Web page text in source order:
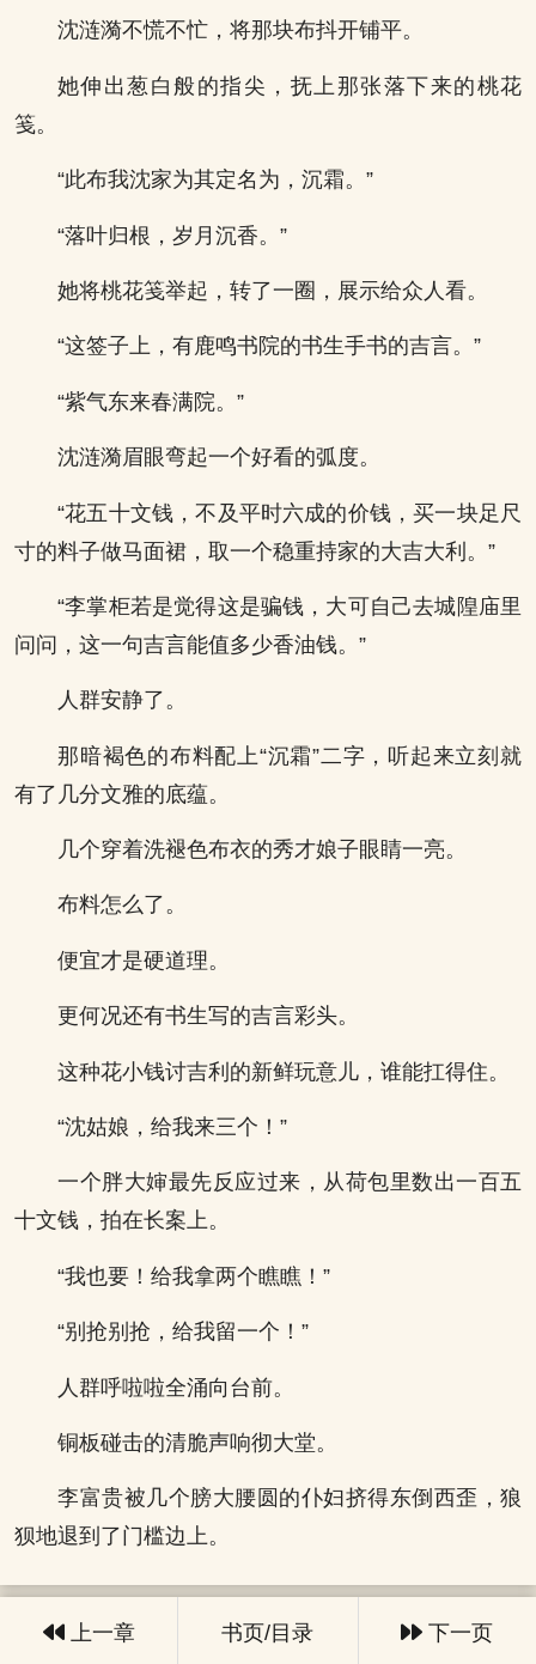
沈涟漪不慌不忙，将那块布抖开铺平。
她伸出葱白般的指尖，抚上那张落下来的桃花
笺。
“此布我沈家为其定名为，沉霜。”
“落叶归根，岁月沉香。”
她将桃花笺举起，转了一圈，展示给众人看。
“这签子上，有鹿鸣书院的书生手书的吉言。”
“紫气东来春满院。”
沈涟漪眉眼弯起一个好看的弧度。
“花五十文钱，不及平时六成的价钱，买一块足尺
寸的料子做马面裙，取一个稳重持家的大吉大利。”
“李掌柜若是觉得这是骗钱，大可自己去城隍庙里
问问，这一句吉言能值多少香油钱。”
人群安静了。
那暗褐色的布料配上“沉霜”二字，听起来立刻就
有了几分文雅的底蕴。
几个穿着洗褪色布衣的秀才娘子眼睛一亮。
布料怎么了。
便宜才是硬道理。
更何况还有书生写的吉言彩头。
这种花小钱讨吉利的新鲜玩意儿，谁能扛得住。
“沈姑娘，给我来三个！”
一个胖大婶最先反应过来，从荷包里数出一百五
十文钱，拍在长案上。
“我也要！给我拿两个瞧瞧！”
“别抢别抢，给我留一个！”
人群呼啦啦全涌向台前。
铜板碰击的清脆声响彻大堂。
李富贵被几个膀大腰圆的仆妇挤得东倒西歪，狼
狈地退到了门槛边上。
上一章 书页/目录 下一页